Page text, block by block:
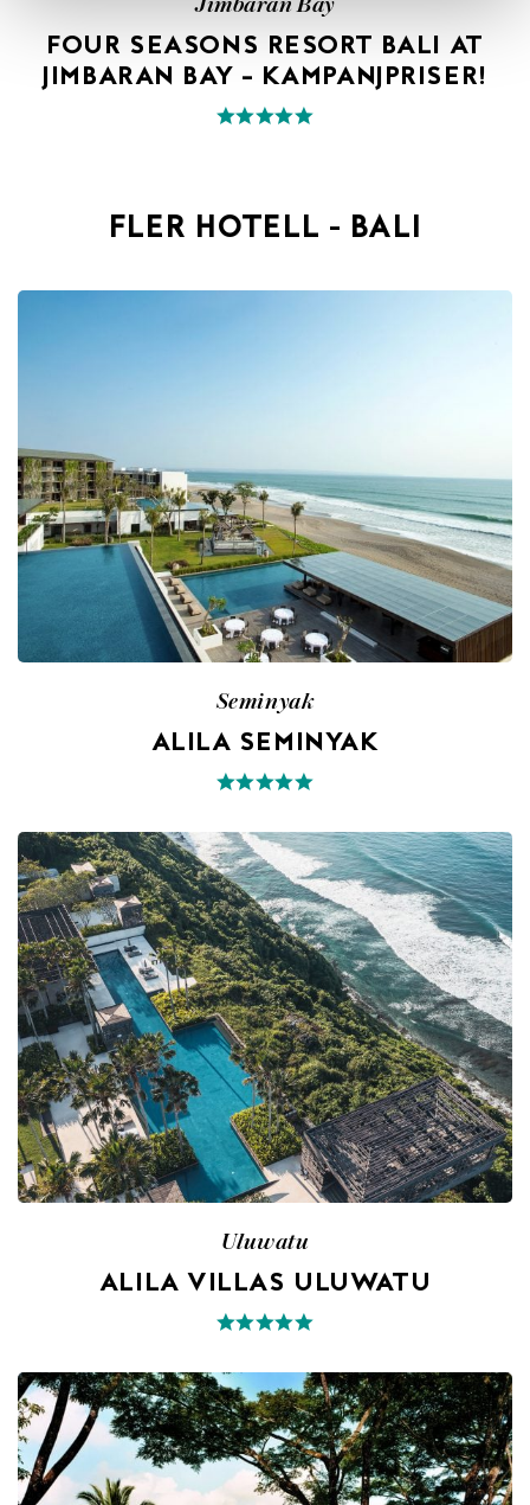
Jimbaran Bay
FOUR SEASONS RESORT BALI AT
JIMBARAN BAY – KAMPANJPRISER!
FLER HOTELL - BALI
Seminyak
ALILA SEMINYAK
Uluwatu
ALILA VILLAS ULUWATU